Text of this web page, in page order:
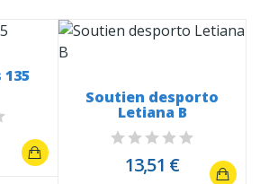
Soutien desporto
Letiana B
13,51 €